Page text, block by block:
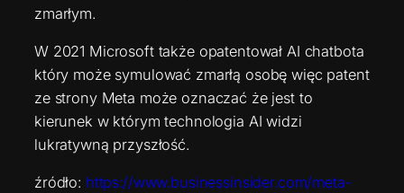
zmarłym.
W 2021 Microsoft także opatentował AI chatbota
który może symulować zmarłą osobę więc patent
ze strony Meta może oznaczać że jest to
kierunek w którym technologia AI widzi
lukratywną przyszłość.
źródło: https://www.businessinsider.com/meta-